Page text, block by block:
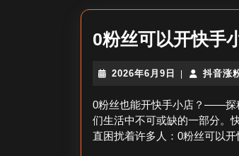
0粉丝可以开快手
2026年6月9日
2026
6
月
9
日
抖音涨
0粉丝也能开快手小店？——探
们生活中不可或缺的一部分。
直困扰着许多人：0粉丝可以开